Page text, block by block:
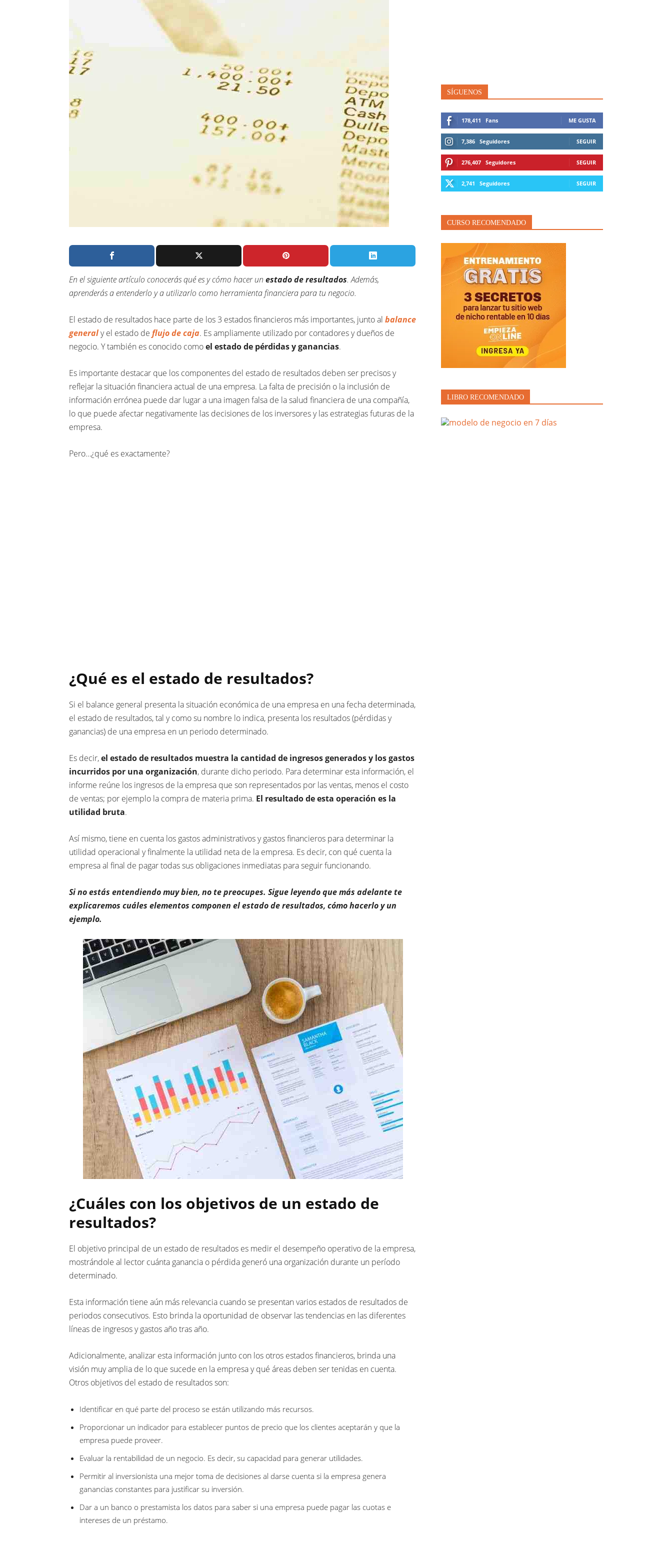
En el siguiente artículo conocerás qué es y cómo hacer un estado de resultados. Además,
aprenderás a entenderlo y a utilizarlo como herramienta financiera para tu negocio.
El estado de resultados hace parte de los 3 estados financieros más importantes, junto al balance
generaly el estado de flujo de caja. Es ampliamente utilizado por contadores y dueños de
negocio. Y también es conocido comoel estado de pérdidas y ganancias.
Es importante destacar que los componentes del estado de resultados deben ser precisos y
reflejar la situación financiera actual de una empresa. La falta de precisión o la inclusión de
información errónea puede dar lugar a una imagen falsa de la salud financiera de una compañía,
lo que puede afectar negativamente las decisiones de los inversores y las estrategias futuras de la
empresa.
Pero…¿qué es exactamente?
¿Qué es el estado de resultados?
Si el balance general presenta la situación económica de una empresa en una fecha determinada,
el estado de resultados, tal y como su nombre lo indica, presenta los resultados (pérdidas y
ganancias) de una empresa en un periodo determinado.
Es decir,el estado de resultados muestra la cantidad de ingresos generados y los gastos
incurridos por una organización, durante dicho periodo. Para determinar esta información, el
informe reúne los ingresos de la empresa que son representados por las ventas, menos el costo
de ventas; por ejemplo la compra de materia prima. El resultado de esta operación es la
utilidad bruta.
Así mismo, tiene en cuenta los gastos administrativos y gastos financieros para determinar la
utilidad operacional y finalmente la utilidad neta de la empresa. Es decir, con qué cuenta la
empresa al final de pagar todas sus obligaciones inmediatas para seguir funcionando.
Si no estás entendiendo muy bien, no te preocupes. Sigue leyendo que más adelante te
explicaremos cuáles elementos componen el estado de resultados, cómo hacerlo y un
ejemplo.
¿Cuáles con los objetivos de un estado de
resultados?
El objetivo principal de un estado de resultados es medir el desempeño operativo de la empresa,
mostrándole al lector cuánta ganancia o pérdida generó una organización durante un período
determinado.
Esta información tiene aún más relevancia cuando se presentan varios estados de resultados de
periodos consecutivos. Esto brinda la oportunidad de observar las tendencias en las diferentes
líneas de ingresos y gastos año tras año.
Adicionalmente, analizar esta información junto con los otros estados financieros, brinda una
visión muy amplia de lo que sucede en la empresa y qué áreas deben ser tenidas en cuenta.
Otros objetivos del estado de resultados son:
Identificar en qué parte del proceso se están utilizando más recursos.
Proporcionar un indicador para establecer puntos de precio que los clientes aceptarán y que la
empresa puede proveer.
Evaluar la rentabilidad de un negocio. Es decir, su capacidad para generar utilidades.
Permitir al inversionista una mejor toma de decisiones al darse cuenta si la empresa genera
ganancias constantes para justificar su inversión.
Dar a un banco o prestamista los datos para saber si una empresa puede pagar las cuotas e
intereses de un préstamo.
SÍGUENOS
178,411 Fans ME GUSTA
7,386 Seguidores SEGUIR
276,407 Seguidores SEGUIR
2,741 Seguidores SEGUIR
CURSO RECOMENDADO
LIBRO RECOMENDADO